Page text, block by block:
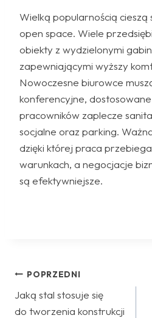
Wielką popularnością
open space. Wiele
obiekty z wydzielonymi
zapewniającymi wyższy
Nowoczesne biurowce
konferencyjne,
pracowników zaplecze
socjalne oraz parking.
dzięki której praca
warunkach, a negocjacje
są efektywniejsze.
Nawigacja
wpisu
POPRZEDNI
Jaką stal stosuje się
do tworzenia konstrukcji